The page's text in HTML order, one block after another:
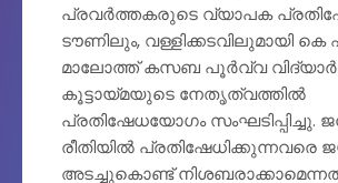
പ്രവർത്തകരുടെ വ്യാപക
ടൗണിലും, വള്ളിക്കടവിലുമായി
മാലോത്ത് കസബ പൂർവ്വ
കൂട്ടായ്മയുടെ നേതൃത്വത്തിൽ
പ്രതിഷേധയോഗം സംഘടിപ്പിച്ചു.
രീതിയിൽ പ്രതിഷേധിക്കുന്നവരെ
അടച്ചുകൊണ്ട്